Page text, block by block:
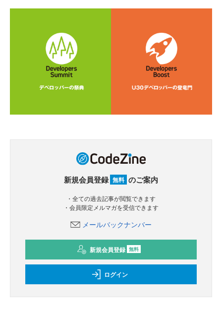
新規会員登録 無料 のご案内
・全ての過去記事が閲覧できます
・会員限定メルマガを受信できます
メールバックナンバー
新規会員登録 無料
ログイン